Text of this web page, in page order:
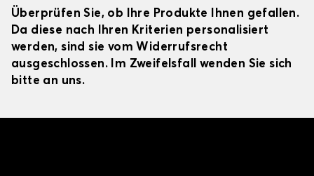
Überprüfen Sie, ob Ihre Produkte Ihnen gefallen.
Da diese nach Ihren Kriterien personalisiert
werden, sind sie vom Widerrufsrecht
ausgeschlossen. Im Zweifelsfall wenden Sie sich
bitte an uns.